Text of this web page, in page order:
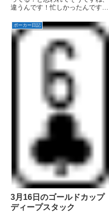
違うんです！忙しかったんです！
告したいのは子供のことではな
く、この度私め、AJPCの公式サ
イトの運用を任されることになり
ポーカー日記
3月16日のゴールドカップ
ディープスタック